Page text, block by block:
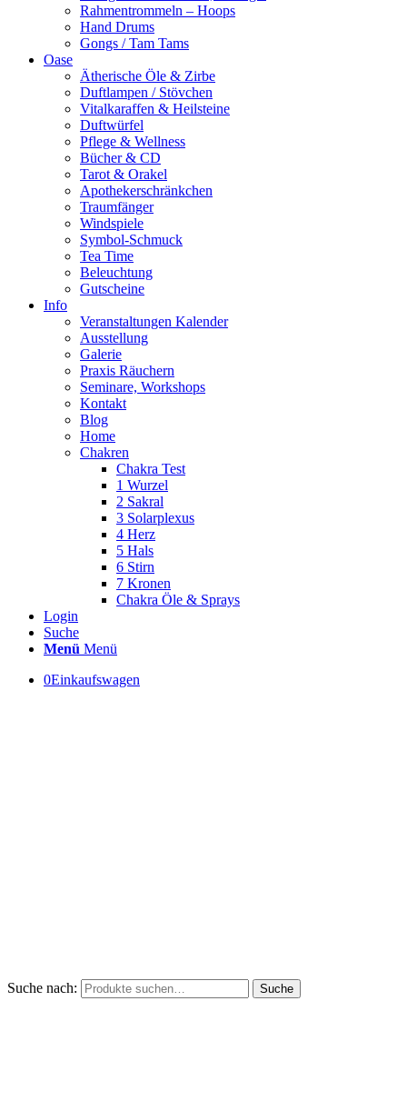
Rahmentrommeln – Hoops
Hand Drums
Gongs / Tam Tams
Oase
Ätherische Öle & Zirbe
Duftlampen / Stövchen
Vitalkaraffen & Heilsteine
Duftwürfel
Pflege & Wellness
Bücher & CD
Tarot & Orakel
Apothekerschränkchen
Traumfänger
Windspiele
Symbol-Schmuck
Tea Time
Beleuchtung
Gutscheine
Info
Veranstaltungen Kalender
Ausstellung
Galerie
Praxis Räuchern
Seminare, Workshops
Kontakt
Blog
Home
Chakren
Chakra Test
1 Wurzel
2 Sakral
3 Solarplexus
4 Herz
5 Hals
6 Stirn
7 Kronen
Chakra Öle & Sprays
Login
Suche
Menü Menü
0Einkaufswagen
Suche nach: Suche